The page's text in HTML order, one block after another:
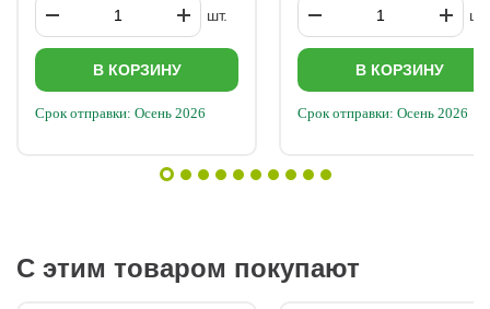
шт.
В КОРЗИНУ
Срок отправки: Осень 2026
шт.
В КОРЗИНУ
Срок отправки: Осень 2026
С этим товаром покупают